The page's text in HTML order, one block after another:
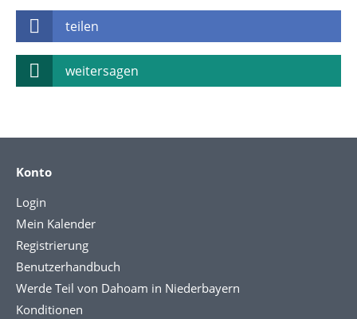
teilen
weitersagen
Konto
Login
Mein Kalender
Registrierung
Benutzerhandbuch
Werde Teil von Dahoam in Niederbayern
Konditionen